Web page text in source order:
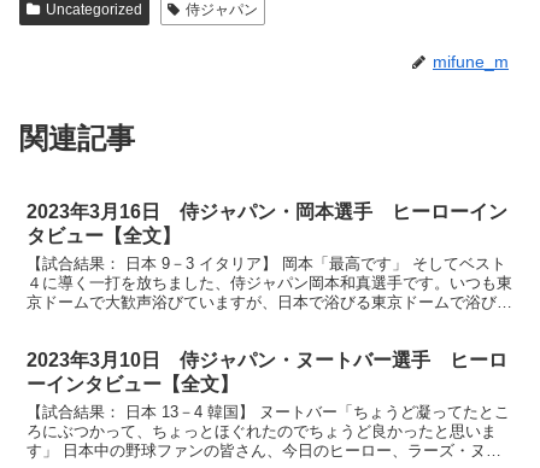
Uncategorized 侍ジャパン
mifune_m
関連記事
2023年3月16日 侍ジャパン・岡本選手 ヒーローイン
タビュー【全文】
【試合結果： 日本 9－3 イタリア】 岡本「最高です」 そしてベスト
４に導く一打を放ちました、侍ジャパン岡本和真選手です。いつも東
京ドームで大歓声浴びていますが、日本で浴びる東京ドームで浴びる
2023年3月10日 侍ジャパン・ヌートバー選手 ヒーロ
ーインタビュー【全文】
【試合結果： 日本 13－4 韓国】 ヌートバー「ちょうど凝ってたとこ
ろにぶつかって、ちょっとほぐれたのでちょうど良かったと思いま
す」 日本中の野球ファンの皆さん、今日のヒーロー、ラーズ・ヌー